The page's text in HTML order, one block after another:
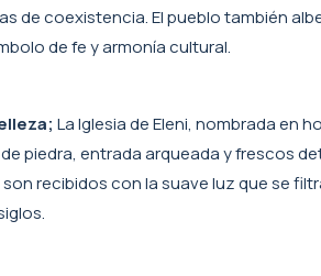
de coexistencia. El pueblo también
de fe y armonía cultural.
La Iglesia de Eleni, nombrada en
piedra, entrada arqueada y frescos
recibidos con la suave luz que se